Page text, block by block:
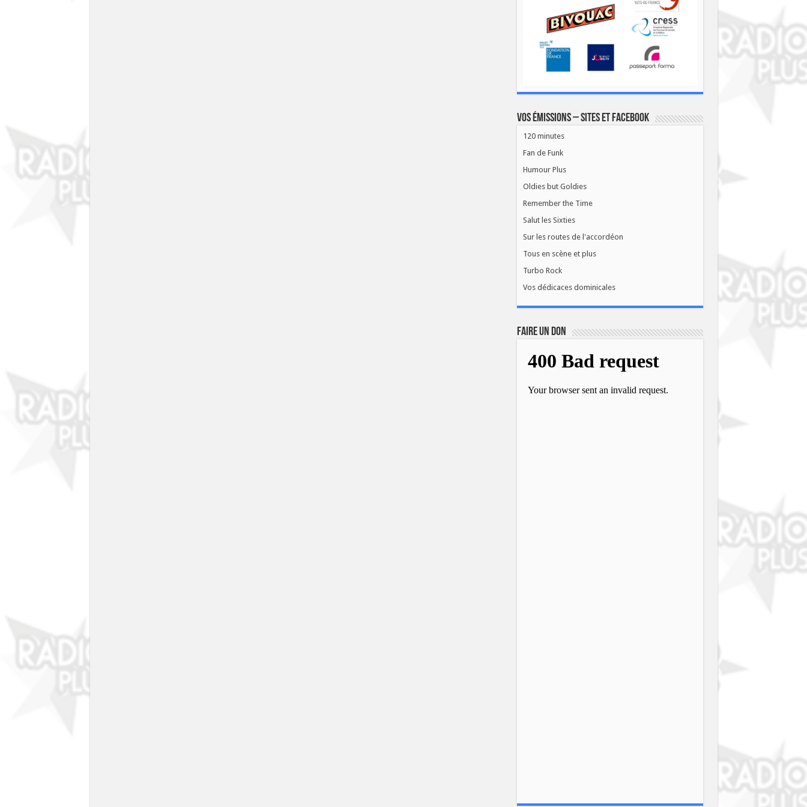
Vos émissions – Sites et Facebook
120 minutes
Fan de Funk
Humour Plus
Oldies but Goldies
Remember the Time
Salut les Sixties
Sur les routes de l'accordéon
Tous en scène et plus
Turbo Rock
Vos dédicaces dominicales
FAIRE UN DON